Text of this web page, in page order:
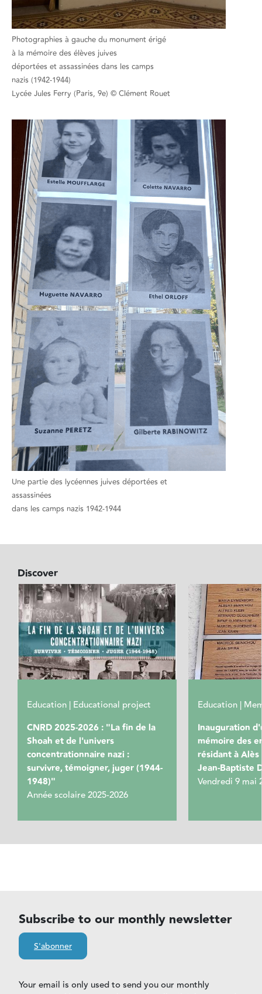
Photographies à gauche du monument érigé
à la mémoire des élèves juives
déportées et assassinées dans les camps
nazis (1942-1944)
Lycée Jules Ferry (Paris, 9e) © Clément Rouet
Une partie des lycéennes juives déportées et
assassinées
dans les camps nazis 1942-1944
Discover
Education | Educational project
CNRD 2025-2026 : "La fin de la
Shoah et de l'univers
concentrationnaire nazi :
survivre, témoigner, juger (1944-
1948)"
Année scolaire 2025-2026
Education |
Inauguration
mémoire des
résidant à Alès
Jean-Baptiste
Vendredi 9 mai
Subscribe to our monthly newsletter
S'abonner
Your email is only used to send you our monthly